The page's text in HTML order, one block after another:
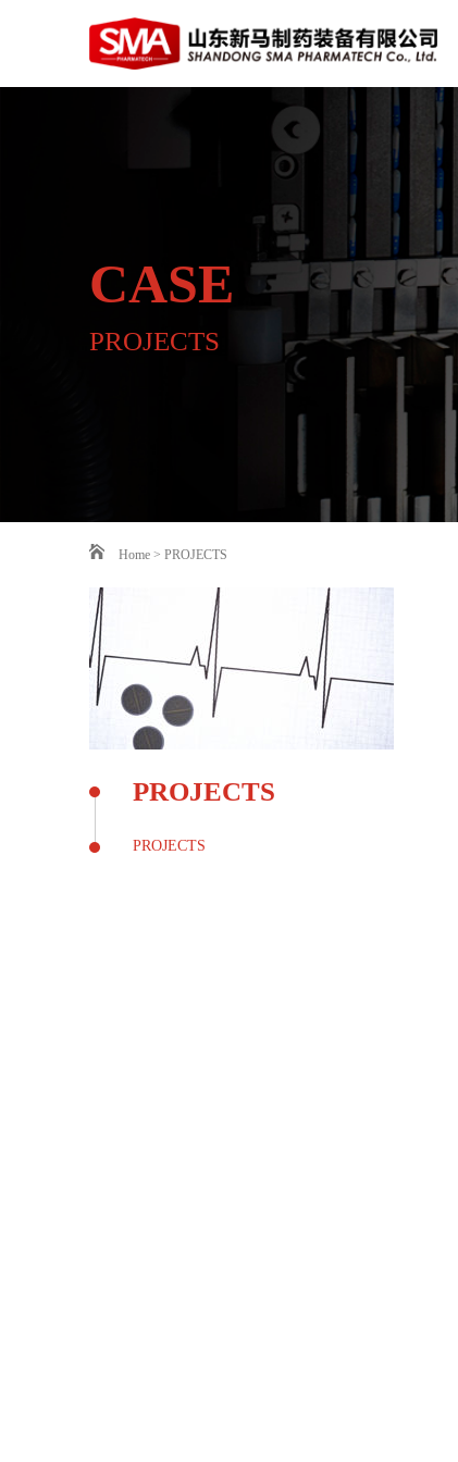
CASE
PROJECTS
Home > PROJECTS
PROJECTS
PROJECTS